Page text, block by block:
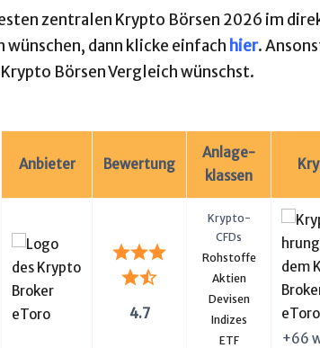
zentralen Krypto Börsen 2026 im
dann klicke einfach hier.
Börsen Vergleich wünschst.
Anbieter Bewertung
Anlage-
klassen
4.7
Krypto-
CFDs
Rohstoffe
Aktien
Devisen
Indizes
ETF
+66